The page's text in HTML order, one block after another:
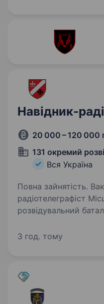
Навідник-
20 000 – 120 000
131 окремий
Вся Україна
Повна зайнятість. Вакансія: Навідник-
радіотелеграфіст
розвідувальний
робота Вимоги: Бажання працювати у
3 год. тому